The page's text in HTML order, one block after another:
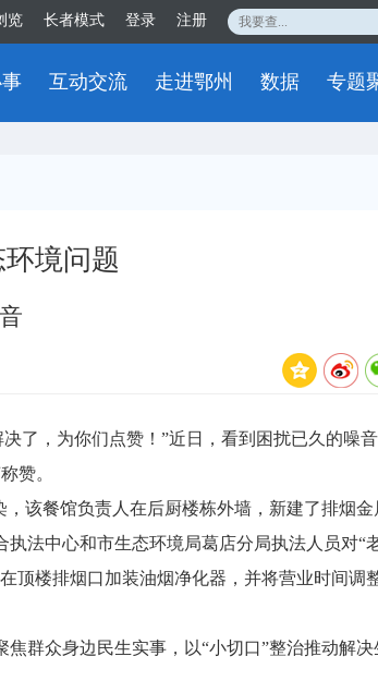
览 长者模式 登录 注册
互动交流 走进鄂州 数据 专题
境问题
，为你们点赞！”近日，看到困扰已久的噪
赞。
该餐馆负责人在后厨楼栋外墙，新建了排烟金
法中心和市生态环境局葛店分局执法人员对“
顶楼排烟口加装油烟净化器，并将营业时间调
群众身边民生实事，以“小切口”整治推动解决